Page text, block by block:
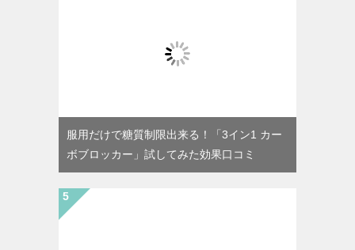
服用だけで糖質制限出来る！「3イン1 カー
ボブロッカー」試してみた効果口コミ